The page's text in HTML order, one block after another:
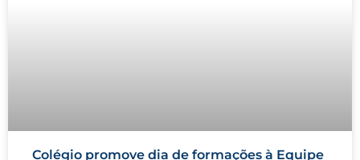
Colégio promove dia de formações à Equipe